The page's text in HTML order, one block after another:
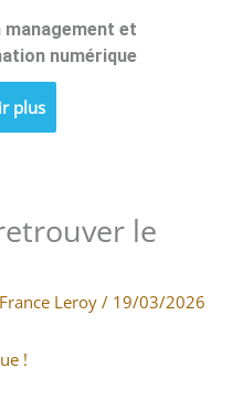
management et
numérique
plus
le
France Leroy / 19/03/2026
!